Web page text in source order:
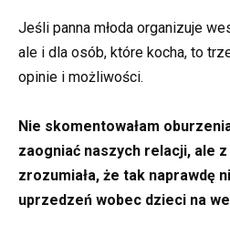
Jeśli panna młoda organizuje
ale i dla osób, które kocha, to
opinie i możliwości.
Nie skomentowałam
zaogniać naszych relacji, ale
zrozumiała, że tak naprawdę
uprzedzeń wobec dzieci na